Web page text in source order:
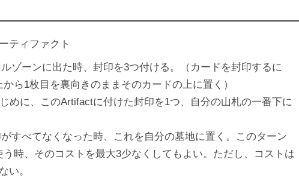
ィファクト
ゾーンに出た時、封印を3つ付ける。（カードを封印するに
ら1枚目を裏向きのままそのカードの上に置く）
めに、このArtifactに付けた封印を1つ、自分の山札の一番下に
すべてなくなった時、これを自分の墓地に置く。このターン
時、そのコストを最大3少なくしてもよい。ただし、コストは
い。